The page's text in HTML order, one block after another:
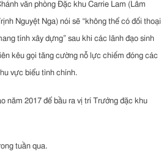
văn phòng Đặc khu Carrie Lam (Lâm
Nguyệt Nga) nói sẽ “không thể có đối thoại
tính xây dựng” sau khi các lãnh đạo sinh
kêu gọi tăng cường nỗ lực chiếm đóng các
vực biểu tình chính.
năm 2017 để bầu ra vị trí Trưởng đặc khu
tuần qua.